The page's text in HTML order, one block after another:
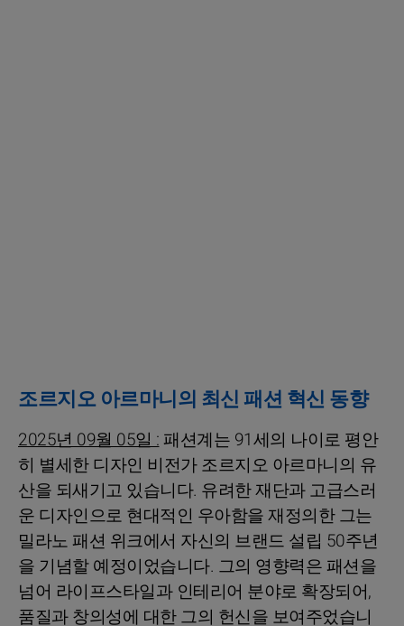
조르지오 아르마니의 최신 패션 혁신 동향
2025년 09월 05일 :패션계는 91세의 나이로 평안
히 별세한 디자인 비전가 조르지오 아르마니의 유
산을 되새기고 있습니다. 유려한 재단과 고급스러
운 디자인으로 현대적인 우아함을 재정의한 그는
밀라노 패션 위크에서 자신의 브랜드 설립 50주년
을 기념할 예정이었습니다. 그의 영향력은 패션을
넘어 라이프스타일과 인테리어 분야로 확장되어,
품질과 창의성에 대한 그의 헌신을 보여주었습니